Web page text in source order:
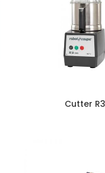
Cutter R3